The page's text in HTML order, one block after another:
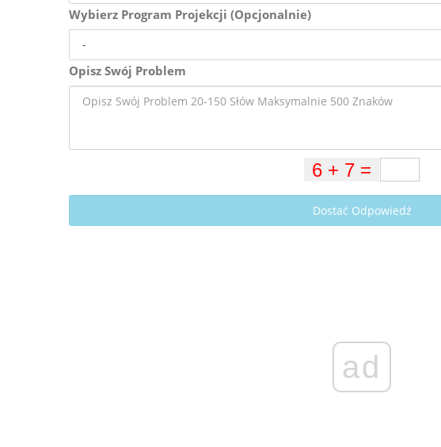
Wybierz Program Projekcji (Opcjonalnie)
Opisz Swój Problem
Dostać Odpowiedź
ad